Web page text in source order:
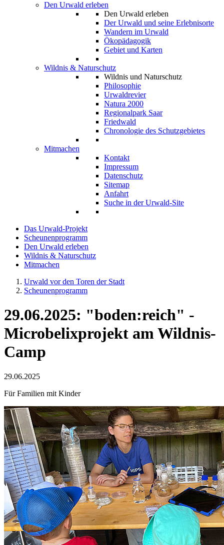
Den Urwald erleben
Den Urwald erleben
Der Urwald und seine Erlebnisorte
Wandern im Urwald
Ökopädagogik
Gebiet und Karten
Wildnis & Naturschutz
Wildnis und Naturschutz
Philosophie
Urwaldrevier
Natura 2000
Regionalpark Saar
Friedwald
Chronologie des Schutzgebietes
Mitmachen
Kontakt
Impressum
Datenschutz
Sitemap
Anfahrt
Suche in der Urwald-Site
Das Urwald-Projekt
Scheunenprogramm
Den Urwald erleben
Wildnis & Naturschutz
Mitmachen
Urwald vor den Toren der Stadt
Scheunenprogramm
29.06.2025: "boden:reich" -
Microbelixprojekt am Wildnis-
Camp
29.06.2025
Für Familien mit Kinder